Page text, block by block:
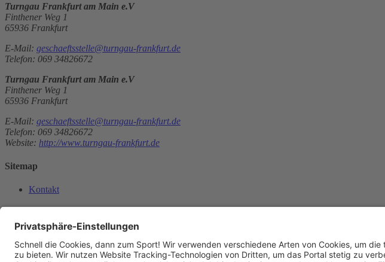
Turngau Frankfurt am Main e.V
Finthener Weg 1
65936 Frankfurt
E-Mail: geschaeftsstelle@turngau-frankfurt.de
Telefon: 069 34826672
Turngau Frankfurt am Main e.V
Finthener Weg 1
65936 Frankfurt
E-Mail: geschaeftsstelle@turngau-frankfurt.de
Telefon: 069 34826672
Website: http://www.turngau-frankfurt.de
Sitemap
Kontakt
aufnehmen